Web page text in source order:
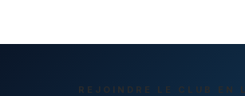
REJOINDRE LE CLUB EN